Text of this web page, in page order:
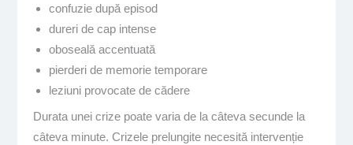
confuzie după episod
dureri de cap intense
oboseală accentuată
pierderi de memorie temporare
leziuni provocate de cădere
Durata unei crize poate varia de la câteva secunde la
câteva minute. Crizele prelungite necesită intervenție